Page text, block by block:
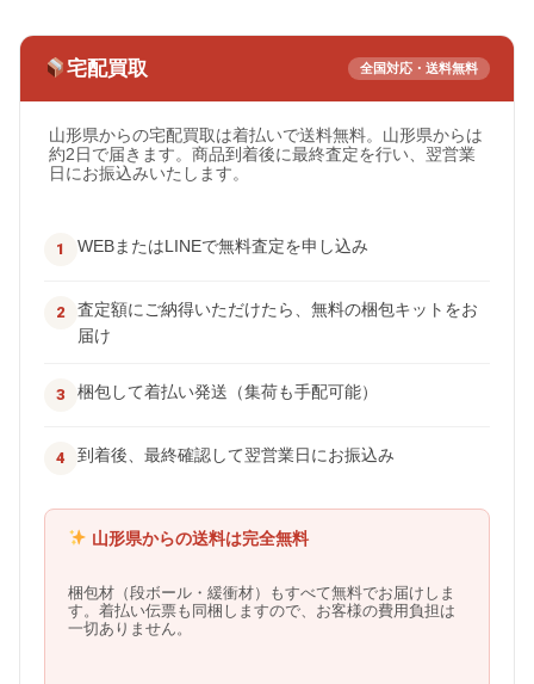
宅配買取 全国対応・送料無料
山形県からの宅配買取は着払いで送料無料。山形県からは
約2日で届きます。商品到着後に最終査定を行い、翌営業
日にお振込みいたします。
WEBまたはLINEで無料査定を申し込み
査定額にご納得いただけたら、無料の梱包キットをお
届け
梱包して着払い発送（集荷も手配可能）
到着後、最終確認して翌営業日にお振込み
山形県からの送料は完全無料
梱包材（段ボール・緩衝材）もすべて無料でお届けしま
す。着払い伝票も同梱しますので、お客様の費用負担は
一切ありません。